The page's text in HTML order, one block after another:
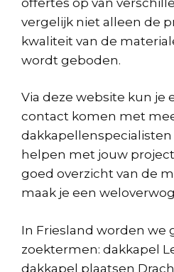
vergelijk niet alleen de
kwaliteit van de
wordt geboden.
Via deze website kun je
contact komen met
helpen met jouw
goed overzicht van de
maak je een
In Friesland worden we
zoektermen: dakkapel
dakkapel plaatsen